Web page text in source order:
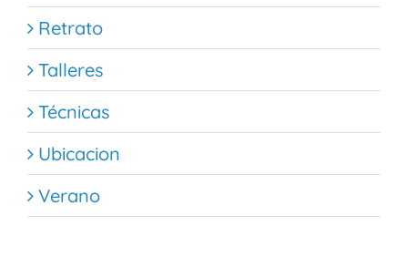
Retrato
Talleres
Técnicas
Ubicacion
Verano